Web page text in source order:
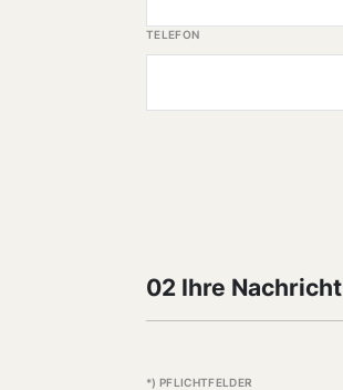
TELEFON
02 Ihre Nachricht
*) PFLICHTFELDER